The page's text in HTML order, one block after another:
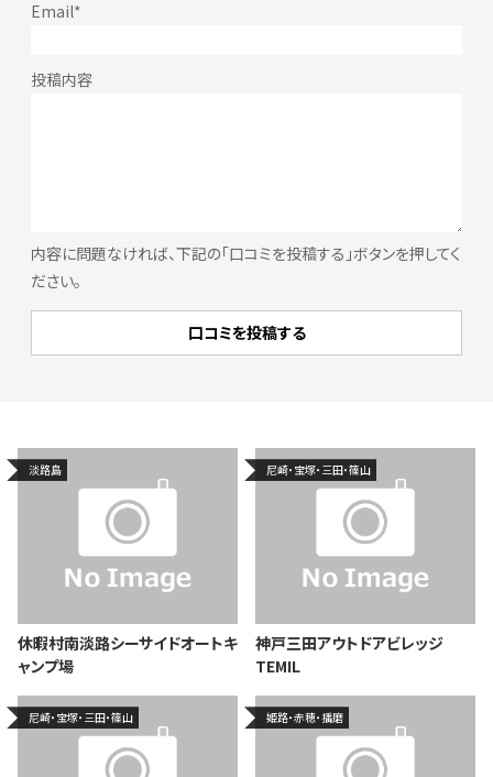
内容に問題なければ、下記の「口コミを投稿する」ボタンを押してく
ださい。
淡路島
休暇村南淡路シーサイドオートキ
ャンプ場
尼崎・宝塚・三田・篠山
神戸三田アウトドアビレッジ
TEMIL
尼崎・宝塚・三田・篠山 姫路・赤穂・播磨